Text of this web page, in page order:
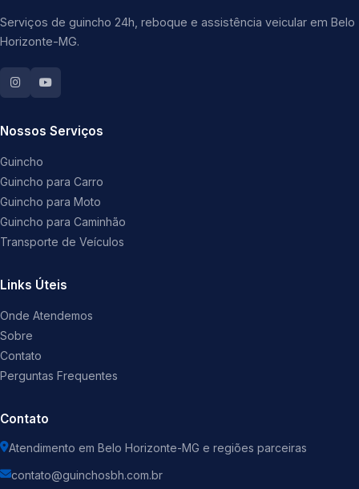
Serviços de guincho 24h, reboque e assistência veicular em Belo
Horizonte-MG.
Nossos Serviços
Guincho
Guincho para Carro
Guincho para Moto
Guincho para Caminhão
Transporte de Veículos
Links Úteis
Onde Atendemos
Sobre
Contato
Perguntas Frequentes
Contato
Atendimento em Belo Horizonte-MG e regiões parceiras
contato@guinchosbh.com.br